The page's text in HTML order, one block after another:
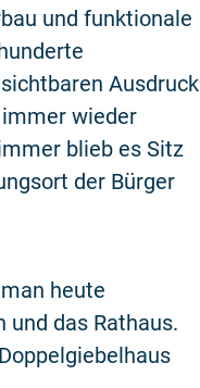
und funktionale
Ausdruck
wieder
blieb es Sitz
der Bürger
heute
und das Rathaus.